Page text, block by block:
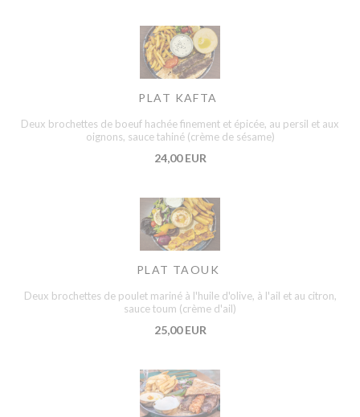
PLAT KAFTA
Deux brochettes de boeuf hachée finement et épicée, au persil et aux
oignons, sauce tahiné (crème de sésame)
24,00 EUR
PLAT TAOUK
Deux brochettes de poulet mariné à l'huile d'olive, à l'ail et au citron,
sauce toum (crème d'ail)
25,00 EUR